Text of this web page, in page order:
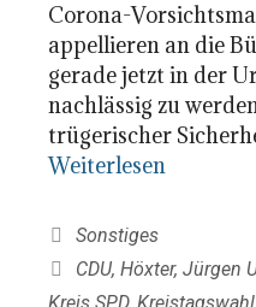
Corona-
appellieren an die
gerade jetzt in der
nachlässig zu
trügerischer
Weiterlesen
Kategorien
Sonstiges
Schlagwörter
CDU, Höxter, Jürgen